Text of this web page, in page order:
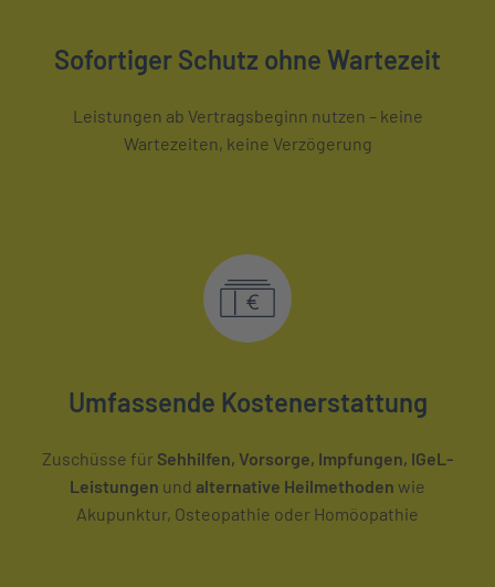
Sofortiger Schutz ohne Wartezeit
Leistungen ab Vertragsbeginn nutzen – keine
Wartezeiten, keine Verzögerung
Umfassende Kostenerstattung
Zuschüsse für Sehhilfen, Vorsorge, Impfungen, IGeL-
Leistungen und alternative Heilmethoden wie
Akupunktur, Osteopathie oder Homöopathie